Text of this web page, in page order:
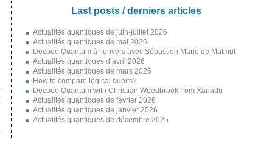
Last posts / derniers articles
Actualités quantiques de juin-juillet 2026
Actualités quantiques de mai 2026
Decode Quantum à l’envers avec Sébastien Marie de Matmut
Actualités quantiques d’avril 2026
Actualités quantiques de mars 2026
How to compare logical qubits?
Decode Quantum with Christian Weedbrook from Xanadu
Actualités quantiques de février 2026
Actualités quantiques de janvier 2026
Actualités quantiques de décembre 2025